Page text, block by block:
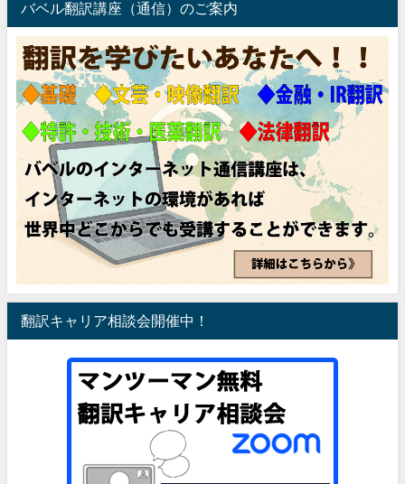
バベル翻訳講座（通信）のご案内
翻訳キャリア相談会開催中！